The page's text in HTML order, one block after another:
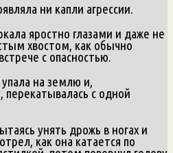
ни капли агрессии.
яростно глазами и даже не
хвостом, как обычно
с опасностью.
на землю и,
перекатывалась с одной
унять дрожь в ногах и
как она катается по